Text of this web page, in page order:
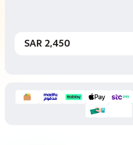
2,450 SAR